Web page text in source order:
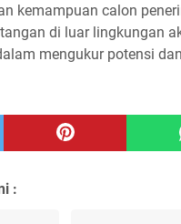
kemampuan calon
di luar lingkungan
mengukur potensi
: